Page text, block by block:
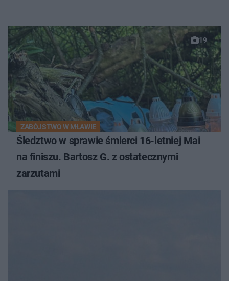
19
ZABÓJSTWO W MŁAWIE
Śledztwo w sprawie śmierci 16-letniej Mai
na finiszu. Bartosz G. z ostatecznymi
zarzutami